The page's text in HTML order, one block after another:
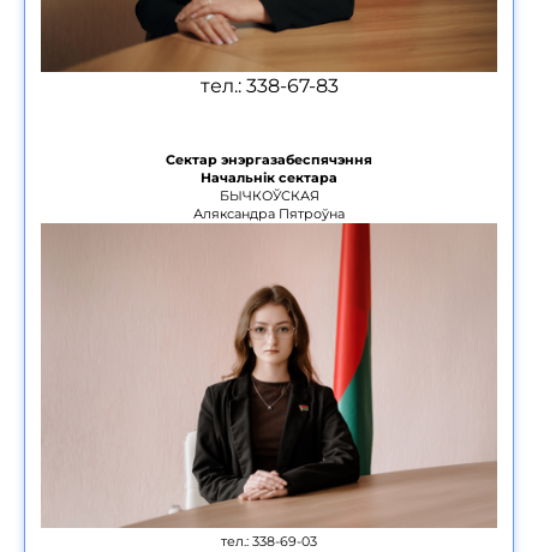
тел.: 338-67-83
Сектар энэргазабеспячэння
Начальнік сектара
БЫЧКОЎСКАЯ
Аляксандра Пятроўна
тел.: 338-69-03